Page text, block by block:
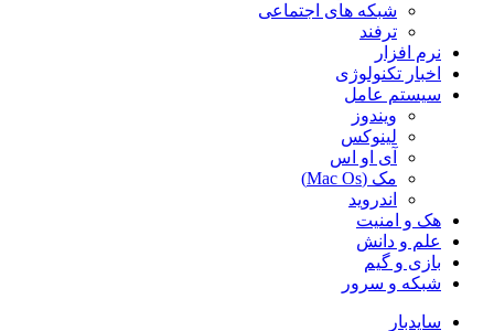
شبکه های اجتماعی
ترفند
نرم افزار
اخبار تکنولوژی
سیستم عامل
ویندوز
لینوکس
آی او اس
مک (Mac Os)
اندروید
هک و امنیت
علم و دانش
بازی و گیم
شبکه و سرور
سایدبار